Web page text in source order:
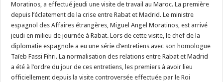
Moratinos, a effectué jeudi une visite de travail au Maroc. La première
depuis l’éclatement de la crise entre Rabat et Madrid. Le ministre
espagnol des Affaires étrangères, Miguel Angel Moratinos, est arrivé
jeudi en milieu de journée à Rabat. Lors de cette visite, le chef de la
diplomatie espagnole a eu une série d’entretiens avec son homologue
Taïeb Fassi Fihri. La normalisation des relations entre Rabat et Madrid
a été à l’ordre du jour de ces entretiens, les premiers à avoir lieu
officiellement depuis la visite controversée effectuée par le Roi